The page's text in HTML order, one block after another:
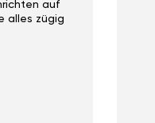
auf
alles zügig